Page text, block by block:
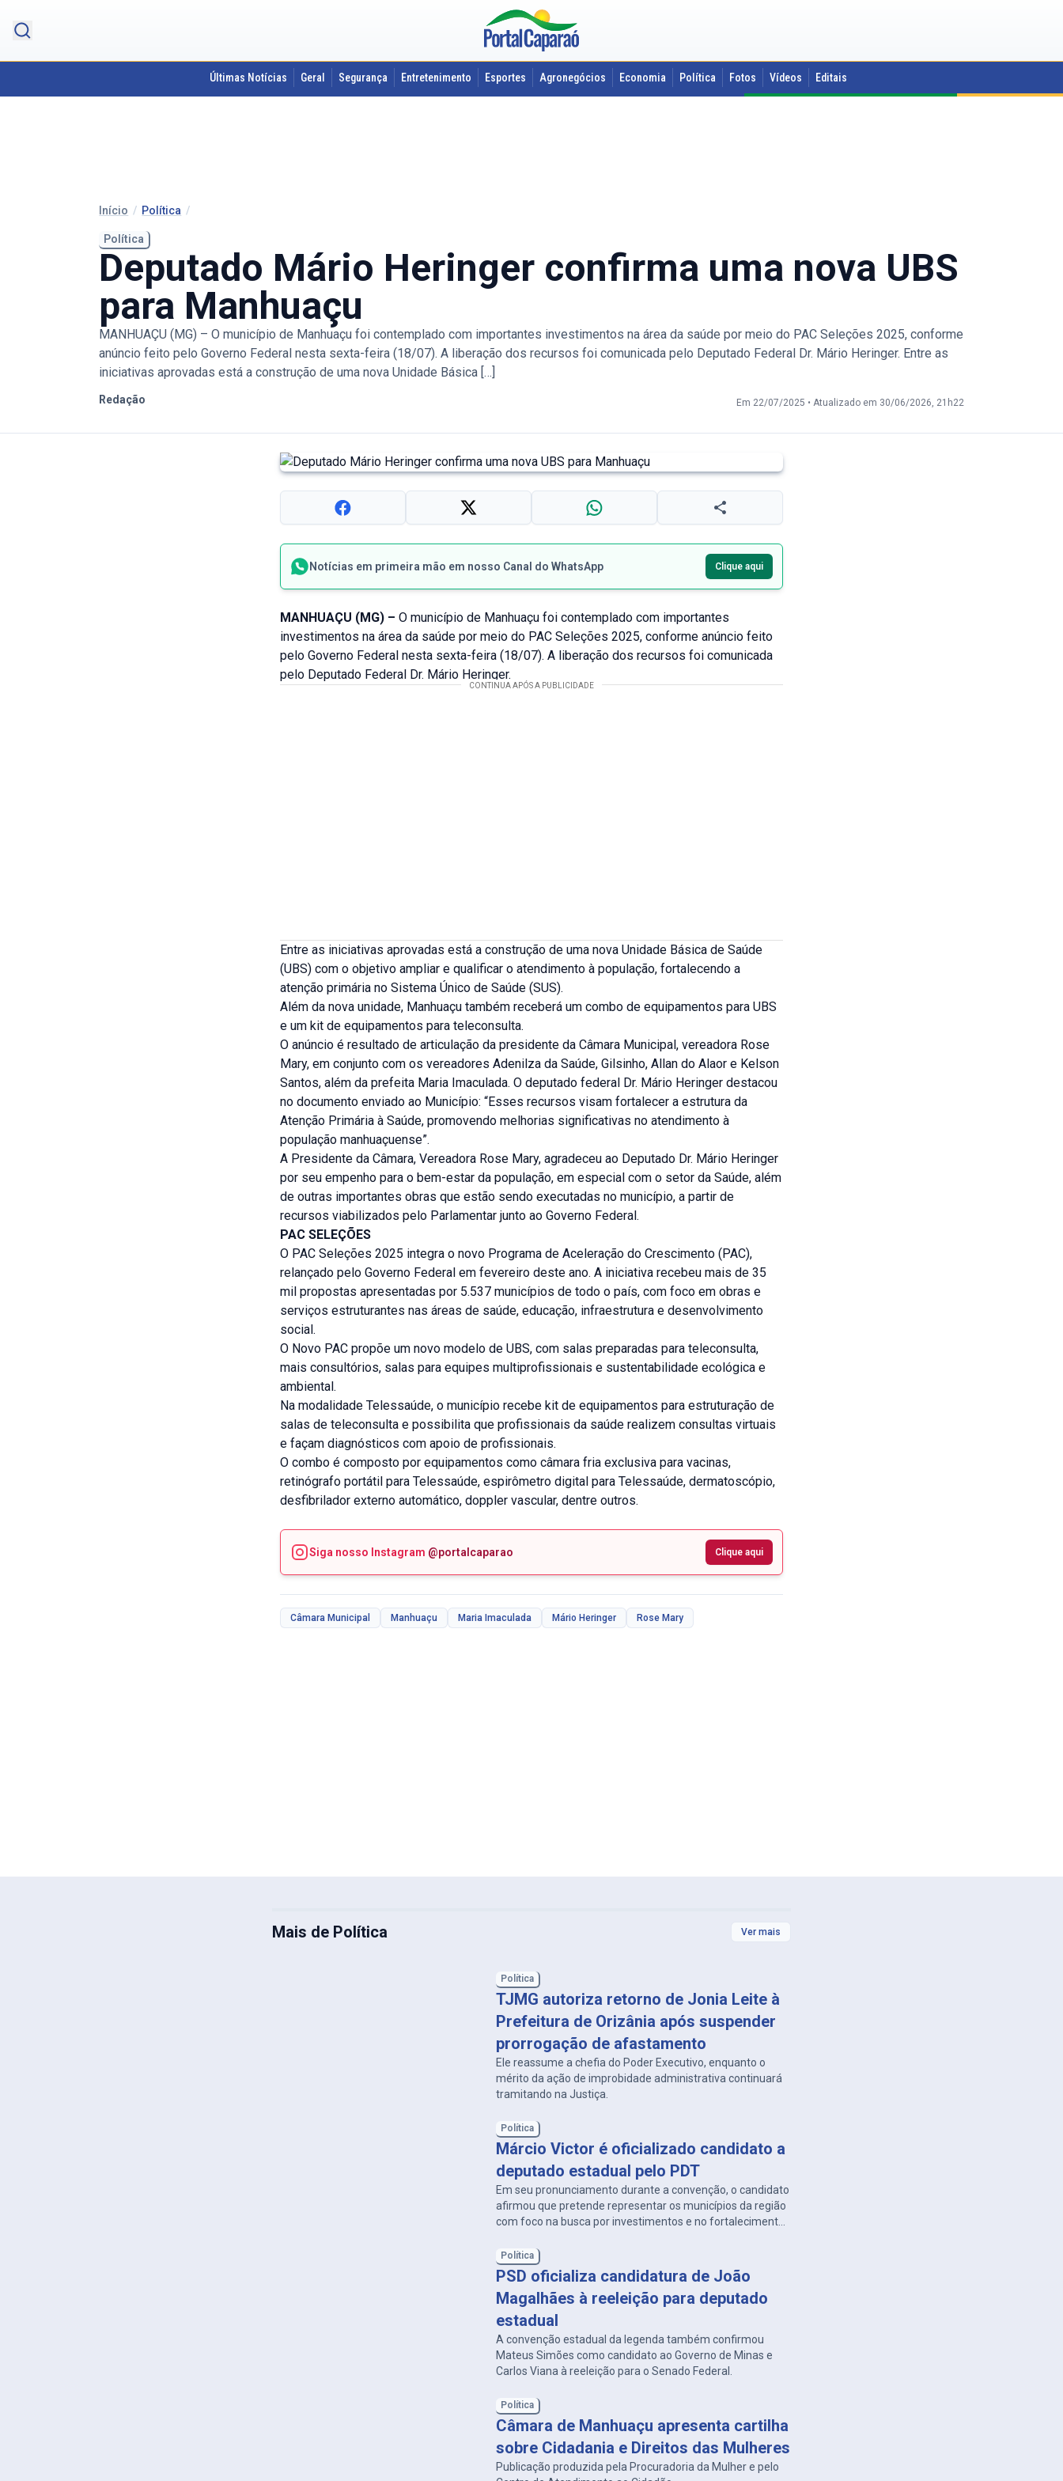
Últimas Notícias Geral Segurança Entretenimento Esportes Agronegócios Economia Política Fotos Vídeos Editais
Início / Política /
Política
Deputado Mário Heringer confirma uma nova UBS
para Manhuaçu
MANHUAÇU (MG) – O município de Manhuaçu foi contemplado com importantes investimentos na área da saúde por meio do PAC Seleções 2025, conforme
anúncio feito pelo Governo Federal nesta sexta-feira (18/07). A liberação dos recursos foi comunicada pelo Deputado Federal Dr. Mário Heringer. Entre as
iniciativas aprovadas está a construção de uma nova Unidade Básica […]
Redação Em 22/07/2025 • Atualizado em 30/06/2026, 21h22
Notícias em primeira mão em nosso Canal do WhatsApp Clique aqui
MANHUAÇU (MG) – O município de Manhuaçu foi contemplado com importantes
investimentos na área da saúde por meio do PAC Seleções 2025, conforme anúncio feito
pelo Governo Federal nesta sexta-feira (18/07). A liberação dos recursos foi comunicada
pelo Deputado Federal Dr. Mário Heringer.
Entre as iniciativas aprovadas está a construção de uma nova Unidade Básica de Saúde
(UBS) com o objetivo ampliar e qualificar o atendimento à população, fortalecendo a
atenção primária no Sistema Único de Saúde (SUS).
Além da nova unidade, Manhuaçu também receberá um combo de equipamentos para UBS
e um kit de equipamentos para teleconsulta.
O anúncio é resultado de articulação da presidente da Câmara Municipal, vereadora Rose
Mary, em conjunto com os vereadores Adenilza da Saúde, Gilsinho, Allan do Alaor e Kelson
Santos, além da prefeita Maria Imaculada. O deputado federal Dr. Mário Heringer destacou
no documento enviado ao Município: “Esses recursos visam fortalecer a estrutura da
Atenção Primária à Saúde, promovendo melhorias significativas no atendimento à
população manhuaçuense”.
A Presidente da Câmara, Vereadora Rose Mary, agradeceu ao Deputado Dr. Mário Heringer
por seu empenho para o bem-estar da população, em especial com o setor da Saúde, além
de outras importantes obras que estão sendo executadas no município, a partir de
recursos viabilizados pelo Parlamentar junto ao Governo Federal.
PAC SELEÇÕES
O PAC Seleções 2025 integra o novo Programa de Aceleração do Crescimento (PAC),
relançado pelo Governo Federal em fevereiro deste ano. A iniciativa recebeu mais de 35
mil propostas apresentadas por 5.537 municípios de todo o país, com foco em obras e
serviços estruturantes nas áreas de saúde, educação, infraestrutura e desenvolvimento
social.
O Novo PAC propõe um novo modelo de UBS, com salas preparadas para teleconsulta,
mais consultórios, salas para equipes multiprofissionais e sustentabilidade ecológica e
ambiental.
Na modalidade Telessaúde, o município recebe kit de equipamentos para estruturação de
salas de teleconsulta e possibilita que profissionais da saúde realizem consultas virtuais
e façam diagnósticos com apoio de profissionais.
O combo é composto por equipamentos como câmara fria exclusiva para vacinas,
retinógrafo portátil para Telessaúde, espirômetro digital para Telessaúde, dermatoscópio,
desfibrilador externo automático, doppler vascular, dentre outros.
Siga nosso Instagram @portalcaparao Clique aqui
Câmara Municipal Manhuaçu Maria Imaculada Mário Heringer Rose Mary
Mais de Política Ver mais
Política
TJMG autoriza retorno de Jonia Leite à
Prefeitura de Orizânia após suspender
prorrogação de afastamento
Ele reassume a chefia do Poder Executivo, enquanto o
mérito da ação de improbidade administrativa continuará
tramitando na Justiça.
Política
Márcio Victor é oficializado candidato a
deputado estadual pelo PDT
Em seu pronunciamento durante a convenção, o candidato
afirmou que pretende representar os municípios da região
com foco na busca por investimentos e no fortalecimento
Política
PSD oficializa candidatura de João
Magalhães à reeleição para deputado
estadual
A convenção estadual da legenda também confirmou
Mateus Simões como candidato ao Governo de Minas e
Carlos Viana à reeleição para o Senado Federal.
Política
Câmara de Manhuaçu apresenta cartilha
sobre Cidadania e Direitos das Mulheres
Publicação produzida pela Procuradoria da Mulher e pelo